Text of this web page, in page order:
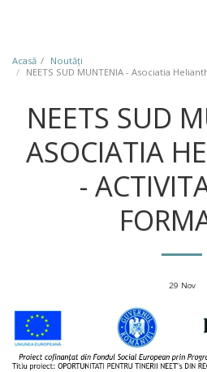
Acasă
Noutăţi
NEETS SUD MUNTENIA - Asociatia
NEETS SUD
ASOCIATIA
-
29 Nov